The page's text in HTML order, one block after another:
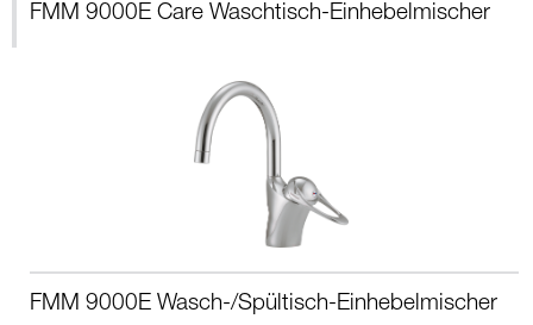
FMM 9000E Care Waschtisch-Einhebelmischer
FMM 9000E Wasch-/Spültisch-Einhebelmischer